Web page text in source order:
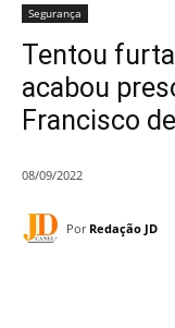
Segurança
Tentou
acabou
Francisco
08/09/2022
Por Redação JD